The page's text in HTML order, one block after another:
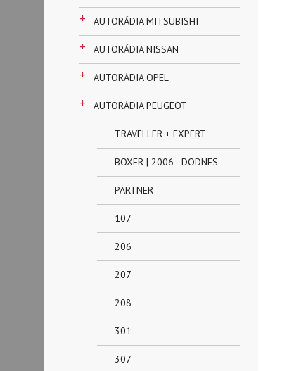
+ AUTORÁDIA MITSUBISHI
+ AUTORÁDIA NISSAN
+ AUTORÁDIA OPEL
+ AUTORÁDIA PEUGEOT
TRAVELLER + EXPERT
BOXER | 2006 - DODNES
PARTNER
107
206
207
208
301
307